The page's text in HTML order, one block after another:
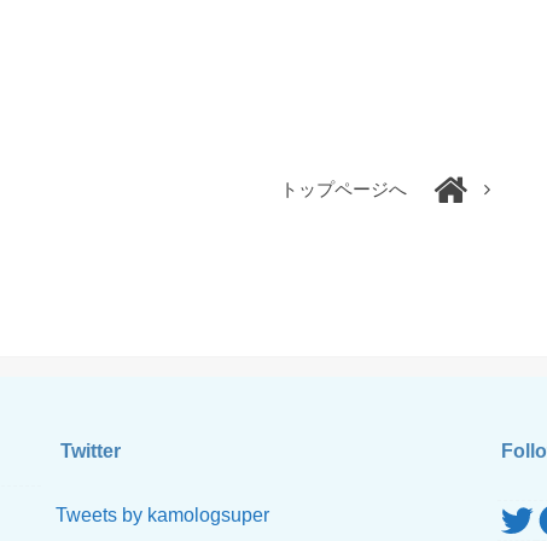
トップページへ
Twitter
Tweets by kamologsuper